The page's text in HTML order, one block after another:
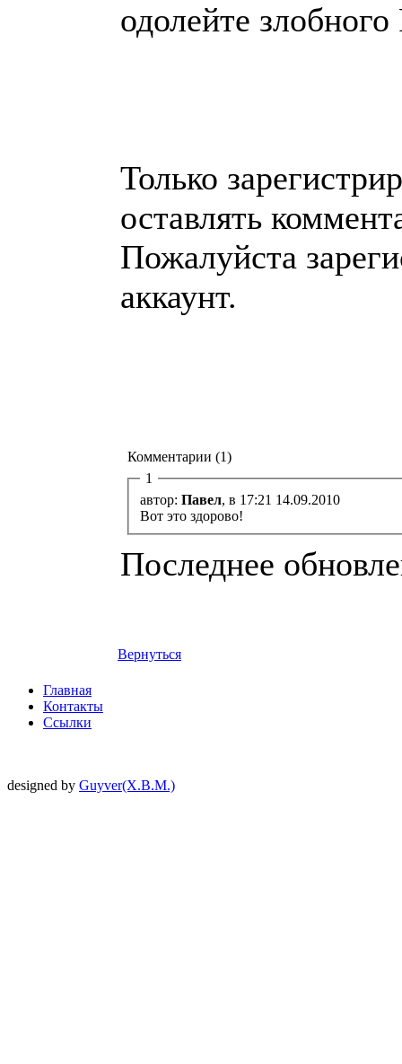
одолейте
Только
оставлять
Пожалуйста
аккаунт.
Комментарии (1)
1
автор: Павел, в 17:21 14.09.2010
Вот это здорово!
Последнее
Вернуться
Главная
Контакты
Ссылки
designed by Guyver(X.B.M.)